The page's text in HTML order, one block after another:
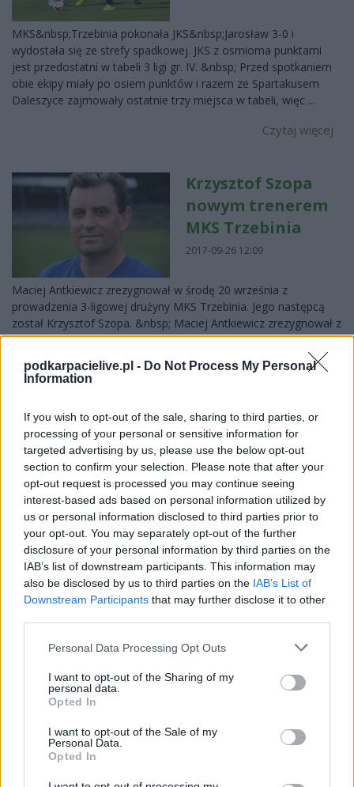
podkarpacielive.pl - Do Not Process My Personal
Information
If you wish to opt-out of the sale, sharing to third parties, or
processing of your personal or sensitive information for
targeted advertising by us, please use the below opt-out
section to confirm your selection. Please note that after your
opt-out request is processed you may continue seeing
interest-based ads based on personal information utilized by
us or personal information disclosed to third parties prior to
your opt-out. You may separately opt-out of the further
disclosure of your personal information by third parties on the
IAB’s list of downstream participants. This information may
also be disclosed by us to third parties on the IAB’s List of
Downstream Participants that may further disclose it to other
Please note that this website/app uses one or more Google
not limited to your visit or usage behaviour. You may click to
grant or deny consent to Google and its third-party tags to
use your data for below specified purposes in below Google
consent section.
Personal Data Processing Opt Outs
I want to opt-out of the Sharing of my
personal data.
Opted In
I want to opt-out of the Sale of my
Personal Data.
Opted In
MKS&nbsp;Trzebinia pokonała JKS&nbsp;Jarosław 3-0 i
wydostała się ze strefy spadkowej. JKS z osmioma punktami
jest przedostatni w tabeli 3 ligi gr. IV. &nbsp; Przed spotkaniem
obie ekipy miały po osiem punktów i razem ze Spartakusem
Daleszyce zajmowały ostatnie trzy miejsca w tabeli, więc ...
Czytaj więcej
Krzysztof Szopa
nowym trenerem
MKS Trzebinia
2017-09-26 12:09
Maciej Antkiewicz zrezygnował w środę 20 września z
prowadzenia 3-ligowej drużyny MKS Trzebinia. Jego następcą
został Krzysztof Szopa. &nbsp; Maciej Antkiewicz zrezygnował z
prowadzenia 3-ligowej drużyny MKS&nbsp;Trzebinia jeszcze
Resovia tylko
zremisowała z
MKS-em Trzebinia
2017-09-16 14:09
Resovia, lider tabeli 3 ligi gr. IV jedynie zremisowała na wyjeździe
z MKS-em Trzebinia. &nbsp; Pierwsze 45-minut tego pojedynku
nie przyniosło żadnych bramek. W 67. minucie Marek Mizia dał
prowadzenie MKS-owi Trzebinia. &nbsp; Na odpowiedź Resovii
czekaliśmy niecałe dwie minuty. Wtedy B...
Wólczanka Wólka
z MKS Trzebinia